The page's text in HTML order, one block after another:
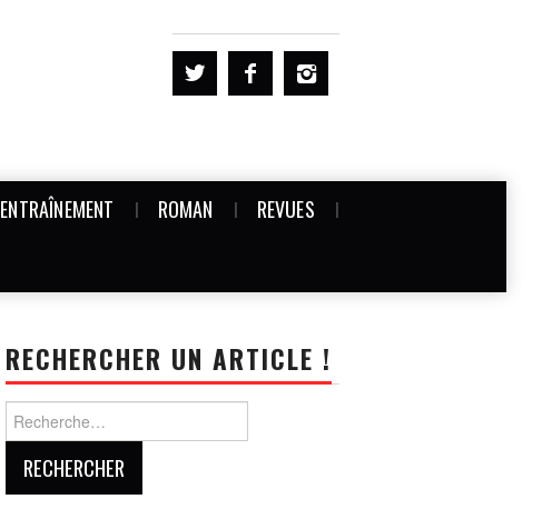
ENTRAÎNEMENT ROMAN
REVUES
RECHERCHER UN ARTICLE !